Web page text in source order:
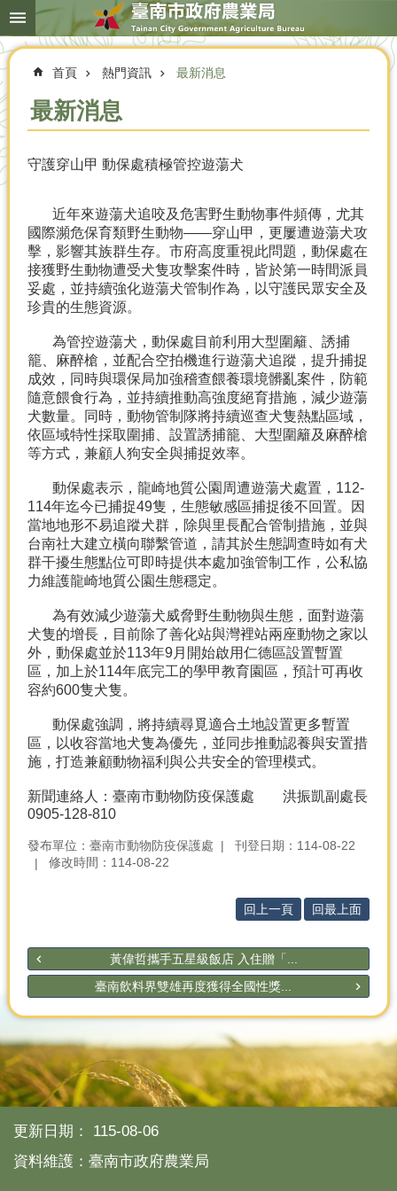
跳到主要內容區塊
搜
尋
進
本
農
業
概
況
農
產
熱
門
農
政
站
導
類
頁
首
頁
網
站
覽
首頁 熱門資訊 最新消息
最新消息
守護穿山甲 動保處積極管控遊蕩犬
近年來遊蕩犬追咬及危害野生動物事件頻傳，尤其
國際瀕危保育類野生動物——穿山甲，更屢遭遊蕩犬攻
擊，影響其族群生存。市府高度重視此問題，動保處在
接獲野生動物遭受犬隻攻擊案件時，皆於第一時間派員
妥處，並持續強化遊蕩犬管制作為，以守護民眾安全及
珍貴的生態資源。
為管控遊蕩犬，動保處目前利用大型圍籬、誘捕
籠、麻醉槍，並配合空拍機進行遊蕩犬追蹤，提升捕捉
成效，同時與環保局加強稽查餵養環境髒亂案件，防範
隨意餵食行為，並持續推動高強度絕育措施，減少遊蕩
犬數量。同時，動物管制隊將持續巡查犬隻熱點區域，
依區域特性採取圍捕、設置誘捕籠、大型圍籬及麻醉槍
等方式，兼顧人狗安全與捕捉效率。
動保處表示，龍崎地質公園周遭遊蕩犬處置，112-
114年迄今已捕捉49隻，生態敏感區捕捉後不回置。因
當地地形不易追蹤犬群，除與里長配合管制措施，並與
台南社大建立橫向聯繫管道，請其於生態調查時如有犬
群干擾生態點位可即時提供本處加強管制工作，公私協
力維護龍崎地質公園生態穩定。
為有效減少遊蕩犬威脅野生動物與生態，面對遊蕩
犬隻的增長，目前除了善化站與灣裡站兩座動物之家以
外，動保處並於113年9月開始啟用仁德區設置暫置
區，加上於114年底完工的學甲教育園區，預計可再收
容約600隻犬隻。
動保處強調，將持續尋覓適合土地設置更多暫置
區，以收容當地犬隻為優先，並同步推動認養與安置措
施，打造兼顧動物福利與公共安全的管理模式。
新聞連絡人：臺南市動物防疫保護處 洪振凱副處長
0905-128-810
發布單位：臺南市動物防疫保護處
刊登日期：114-08-22
修改時間：114-08-22
回上一頁 回最上面
黃偉哲攜手五星級飯店 入住贈「...
臺南飲料界雙雄再度獲得全國性獎...
更新日期：
115-08-06
資料維護：臺南市政府農業局